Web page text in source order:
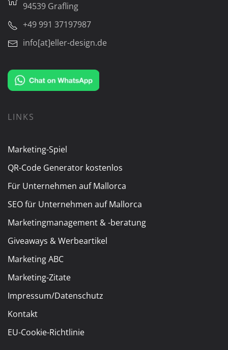
94539 Grafling
+49 991 37197987
info[at]eller-design.de
LINKS
Marketing-Spiel
QR-Code Generator kostenlos
Für Unternehmen auf Mallorca
SEO für Unternehmen auf Mallorca
Marketingmanagement & -beratung
Giveaways & Werbeartikel
Marketing ABC
Marketing-Zitate
Impressum/Datenschutz
Kontakt
EU-Cookie-Richtlinie